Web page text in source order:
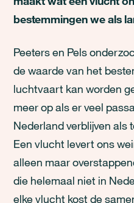
bestemmingen we als
Peeters en Pels
de waarde van het
luchtvaart kan worden
meer op als er veel
Nederland verblijven als
Een vlucht levert ons
alleen maar
die helemaal niet in
elke vlucht kost de